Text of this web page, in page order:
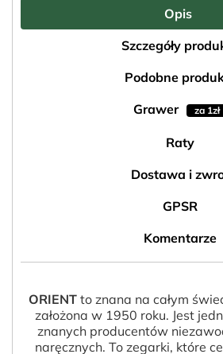
Opis
Szczegóły
Podobne
Grawer
za 1zł
Raty
Dostawa i
GPSR
Komentarze
ORIENTto znana na całym
założona w 1950 roku. Jest
znanych producentów
naręcznych. To zegarki, które